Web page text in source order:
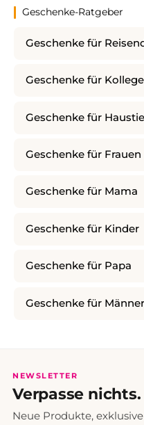
Geschenke-Ratgeber
Geschenke für
Geschenke für
Geschenke für
Geschenke für Frauen
Geschenke für Mama
Geschenke für Kinder
Geschenke für Papa
Geschenke für Männer
NEWSLETTER
Verpasse nichts.
Neue Produkte,